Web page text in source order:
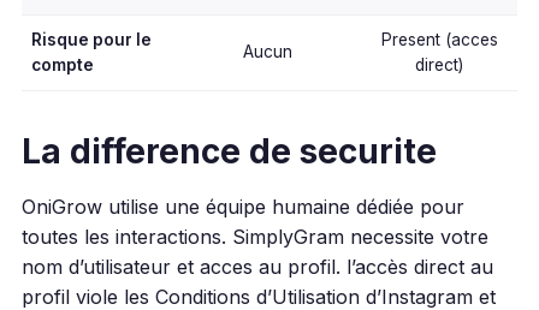
Risque pour le
compte
Aucun
Present (acces
direct)
La difference de securite
OniGrow utilise une équipe humaine dédiée pour
toutes les interactions. SimplyGram necessite votre
nom d’utilisateur et acces au profil. l’accès direct au
profil viole les Conditions d’Utilisation d’Instagram et